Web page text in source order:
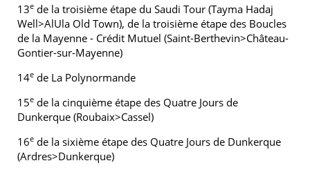
13e de la troisième étape du Saudi Tour (Tayma Hadaj
Well>AlUla Old Town), de la troisième étape des Boucles
de la Mayenne - Crédit Mutuel (Saint-Berthevin>Château-
Gontier-sur-Mayenne)
14e de La Polynormande
15e de la cinquième étape des Quatre Jours de
Dunkerque (Roubaix>Cassel)
16e de la sixième étape des Quatre Jours de Dunkerque
(Ardres>Dunkerque)